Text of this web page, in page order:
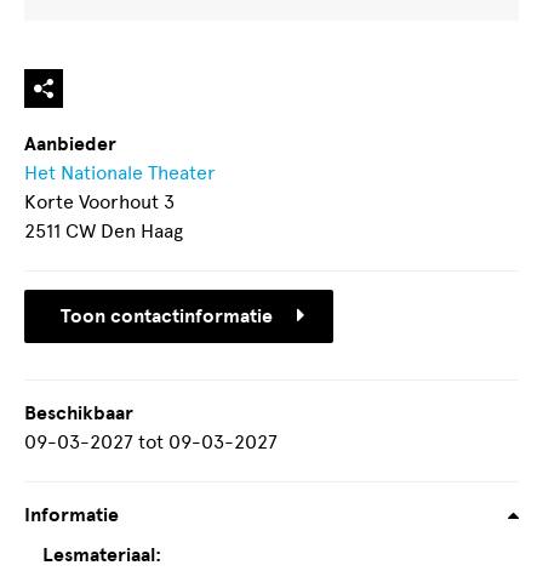
Aanbieder
Het Nationale Theater
Korte Voorhout 3
2511 CW Den Haag
Toon contactinformatie
Beschikbaar
09-03-2027 tot 09-03-2027
Informatie
Lesmateriaal: